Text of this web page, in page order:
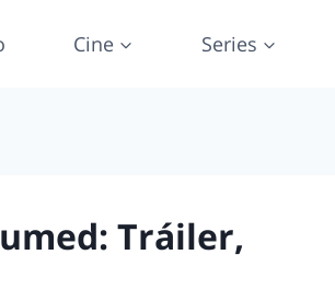
Cine Series
Tráiler,